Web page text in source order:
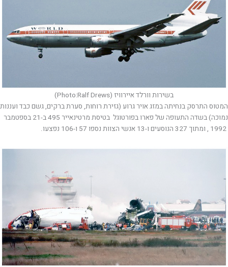
בשירות וורלד איירוויז (Photo:Ralf Drews)
המטוס התרסק בנחיתה במזג אויר גרוע (גזירת רוחות, סערת ברקים, גשם כבד ועננות
נמוכה) בשדה התעופה של פארו בפורטוגל בטיסת מרטינאייר 495 ב-21 בספטמבר